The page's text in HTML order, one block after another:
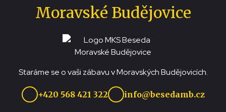
Moravské Budějovice
Staráme se o vaši zábavu v Moravských Budějovicích.
+420 568 421 322 info@besedamb.cz